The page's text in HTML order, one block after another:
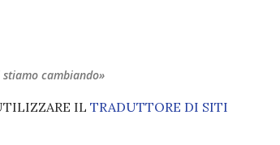
cambiando»
IL TRADUTTORE DI SITI